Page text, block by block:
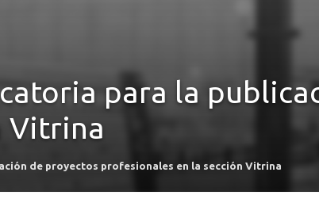
Área de Prototipado – Sedes
Revista Base, Diseño e
Repositorio de Memorias de
para la
Vitrina
de proyectos profesionales en la sección Vitrina